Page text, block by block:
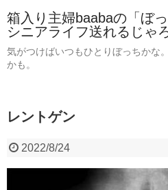
箱入り主婦baabaの「ぼ
シニアライフ送れるじゃ
気がつけばいつもひとりぼっちかな
かも。
レントゲン
2022/8/24